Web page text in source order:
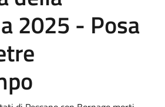
2025 - Posa